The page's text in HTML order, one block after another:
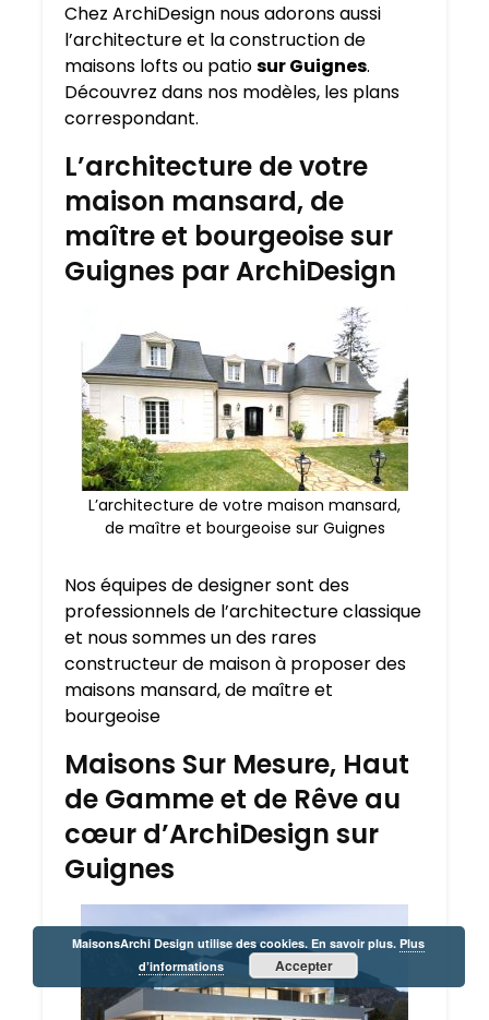
Chez ArchiDesign nous adorons aussi
l’architecture et la construction de
maisons lofts ou patiosur Guignes.
Découvrez dans nos modèles, les plans
correspondant.
L’architecture de votre
maison mansard, de
maître et bourgeoise sur
Guignes par ArchiDesign
L’architecture de votre maison mansard,
de maître et bourgeoise sur Guignes
Nos équipes de designer sont des
professionnels de l’architecture classique
et nous sommes un des rares
constructeur de maison à proposer des
maisons mansard, de maître et
bourgeoise
Maisons Sur Mesure, Haut
de Gamme et de Rêve au
cœur d’ArchiDesign sur
Guignes
MaisonsArchi Design utilise des cookies. En savoir plus.Plus
d’informations
Accepter